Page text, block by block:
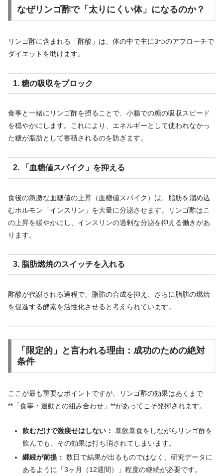
なぜリンゴ酢で「太りにくい体」になるのか？
リンゴ酢に含まれる「酢酸」は、体の中で主に3つのアプローチで
ダイエットを助けます。
1. 糖の吸収をブロック
食事と一緒にリンゴ酢を摂ることで、小腸での糖の吸収スピード
を穏やかにします。これにより、エネルギーとして使われなかっ
た糖が脂肪として蓄積されるのを防ぎます。
2. 「血糖値スパイク」を抑える
食後の急激な血糖値の上昇（血糖値スパイク）は、脂肪を溜め込
むホルモン「インスリン」を大量に分泌させます。リンゴ酢はこ
の上昇を緩やかにし、インスリンの過剰な分泌を抑える働きがあ
ります。
3. 脂肪燃焼のスイッチを入れる
酢酸が代謝される過程で、脂肪の合成を抑え、さらに脂肪の燃焼
を促進する酵素を活性化させると考えられています。
「限定的」と言われる理由：成功のための絶対
条件
ここが最も重要なポイントですが、リンゴ酢の効果はあくまで
**「食事・運動との組み合わせ」**があってこそ発揮されます。
飲むだけで激痩せはしない： 暴飲暴食をしながらリンゴ酢を
飲んでも、その効果は打ち消されてしまいます。
継続が前提： 数日で結果が出るものではなく、研究データに
あるように「3ヶ月（12週間）」程度の継続が必要です。